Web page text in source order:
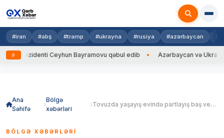
#iran #abş #tramp #ukrayna #rusiya #azərbaycan
Ceyhun Bayramovu qəbul edib Azərbaycan və Ukrayna XİN
Ana
Səhifə
Bölgə
xəbərləri
Tovuzda yaşayış evində partlayış baş verib
BÖLGƏ XƏBƏRLƏRI